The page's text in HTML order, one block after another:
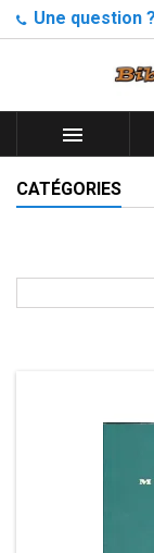
Une question

CATÉGORIES